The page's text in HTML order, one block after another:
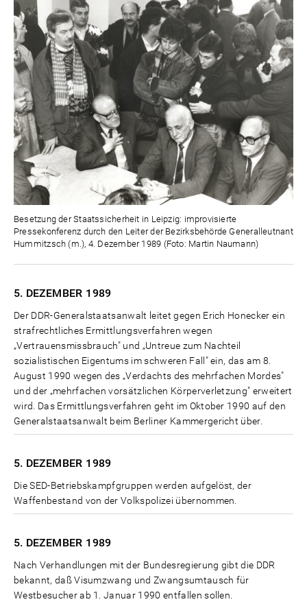
Besetzung der Staatssicherheit in Leipzig: improvisierte
Pressekonferenz durch den Leiter der Bezirksbehörde Generalleutnant
Hummitzsch (m.), 4. Dezember 1989 (Foto: Martin Naumann)
5. DEZEMBER 1989
Der DDR-Generalstaatsanwalt leitet gegen Erich Honecker ein
strafrechtliches Ermittlungsverfahren wegen
„Vertrauensmissbrauch" und „Untreue zum Nachteil
sozialistischen Eigentums im schweren Fall" ein, das am 8.
August 1990 wegen des „Verdachts des mehrfachen Mordes"
und der „mehrfachen vorsätzlichen Körperverletzung" erweitert
wird. Das Ermittlungsverfahren geht im Oktober 1990 auf den
Generalstaatsanwalt beim Berliner Kammergericht über.
5. DEZEMBER 1989
Die SED-Betriebskampfgruppen werden aufgelöst, der
Waffenbestand von der Volkspolizei übernommen.
5. DEZEMBER 1989
Nach Verhandlungen mit der Bundesregierung gibt die DDR
bekannt, daß Visumzwang und Zwangsumtausch für
Westbesucher ab 1. Januar 1990 entfallen sollen.